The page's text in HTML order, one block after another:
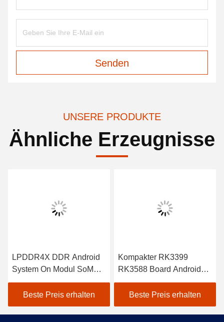
Senden
UNSERE PRODUKTE
Ähnliche Erzeugnisse
DDR Android
On Modul SoM
angepasst
Preis erhalten
Kompakter RK3399
RK3588 Board Android
SoM Modul Cortex A55
CPUBeste Preis erhalten
Dual-
CPU
Modul
TOPSBeste